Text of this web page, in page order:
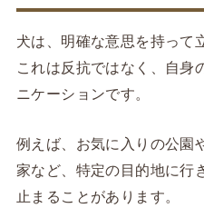
犬は、明確な意思を持って
これは反抗ではなく、自身
ニケーションです。
例えば、お気に入りの公園
家など、特定の目的地に行
止まることがあります。